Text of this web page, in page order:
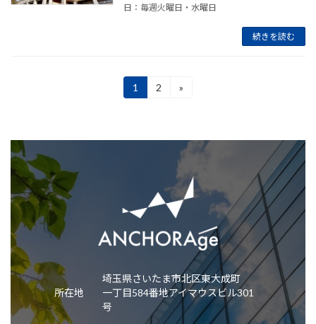
日：毎週火曜日・水曜日
続きを読む
の
ペ
ー
ジ
送
り
固
定
1
固
2 »
所在地
埼玉県さいたま市北区東大成町
一丁目584番地アイマウスビル301
号